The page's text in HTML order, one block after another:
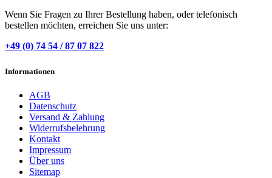
Wenn Sie Fragen zu Ihrer Bestellung haben, oder telefonisch
bestellen möchten, erreichen Sie uns unter:
+49 (0) 74 54 / 87 07 822
Informationen
AGB
Datenschutz
Versand & Zahlung
Widerrufsbelehrung
Kontakt
Impressum
Über uns
Sitemap